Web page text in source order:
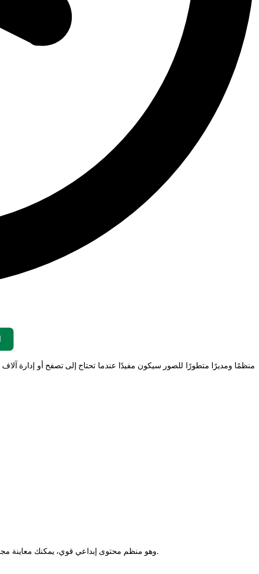
بمساعدة Adobe Bridge 2024، وهو منظم محتوى إبداعي قوي، يمكنك معاينة مجموعة واسعة من المعلومات وترتيبها وتحريرها ونشرها بسرعة، بما في ذلك ملفات الصوت والفيديو.